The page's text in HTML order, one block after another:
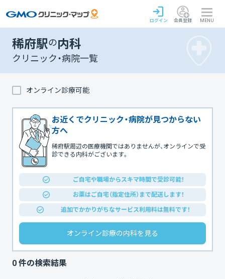
ログイン 会員登録 MENU
稀府駅の内科
クリニック・病院一覧
オンライン診療可能
お近くでクリニック・病院が見つからない
方へ
稀府駅周辺の医療機関ではありませんが、オンラインで受
診できる内科がございます。
ご自宅や職場からスキマ時間で受診可能！
お薬はご自宅（指定住所）まで配送します！
追加でかかりがちなサービス利用料は無料です！
オンライン診療の内科を見る
0 件の検索結果